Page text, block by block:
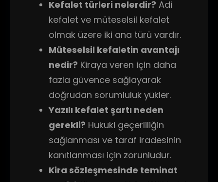
Kefalet türleri nelerdir? Adi
kefalet ve müteselsil kefalet
olmak üzere iki ana türü vardır.
Müteselsil kefaletin avantajı
nedir? Kiraya veren için daha
fazla güvence sağlayarak
doğrudan sorumluluk yükler.
Yazılı kefalet şartı neden
gerekli? Hukuki geçerliliğin
sağlanması ve taraf iradesinin
kanıtlanması için zorunludur.
Kira sözleşmesinde teminat